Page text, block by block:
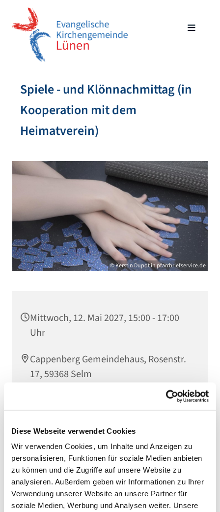
Diese Webseite verwendet Cookies
Wir verwenden Cookies, um Inhalte und Anzeigen zu
personalisieren, Funktionen für soziale Medien anbieten
zu können und die Zugriffe auf unsere Website zu
analysieren. Außerdem geben wir Informationen zu Ihrer
Verwendung unserer Website an unsere Partner für
soziale Medien, Werbung und Analysen weiter. Unsere
Spiele - und Klönnachmittag (in
Kooperation mit dem
Heimatverein)
© Kerstin Dupot in pfarrbriefservice.de
Mittwoch, 12. Mai 2027, 15:00 - 17:00
Uhr
Cappenberg Gemeindehaus, Rosenstr.
17, 59368 Selm